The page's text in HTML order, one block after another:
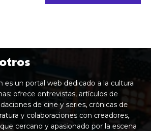
es un portal web dedicado a la cultura
ofrece entrevistas, artículos de
de cine y series, crónicas de
y colaboraciones con creadores,
cercano y apasionado por la escena